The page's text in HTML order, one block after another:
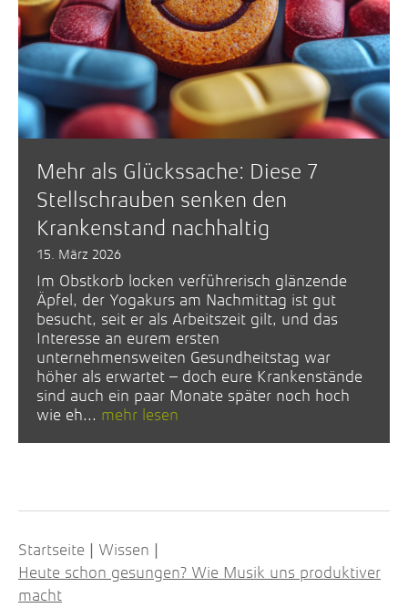
Mehr als Glückssache: Diese 7
Stellschrauben senken den
Krankenstand nachhaltig
15. März 2026
Im Obstkorb locken verführerisch glänzende
Äpfel, der Yogakurs am Nachmittag ist gut
besucht, seit er als Arbeitszeit gilt, und das
Interesse an eurem ersten
unternehmensweiten Gesundheitstag war
höher als erwartet – doch eure Krankenstände
sind auch ein paar Monate später noch hoch
wie eh... mehr lesen
Startseite Wissen
Heute schon gesungen? Wie Musik uns produktiver
macht